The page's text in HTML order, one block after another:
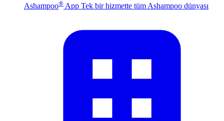
Ashampoo® App Tek bir hizmette tüm Ashampoo dünyası